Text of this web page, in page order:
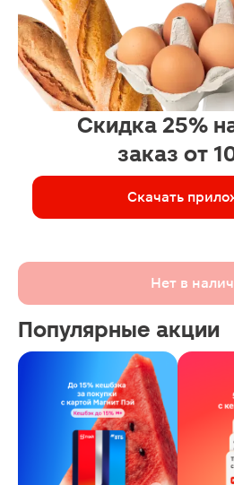
Скидка 25%
заказ от
Скачать
Нет в
Популярные акции